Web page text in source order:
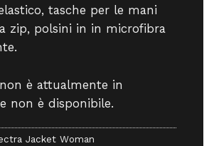
tasche per le mani
zip, polsini in in microfibra
è attualmente in
non è disponibile.
Jacket Woman